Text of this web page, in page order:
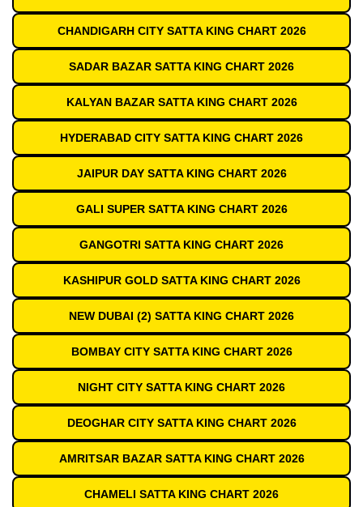
CHANDIGARH CITY SATTA KING CHART 2026
SADAR BAZAR SATTA KING CHART 2026
KALYAN BAZAR SATTA KING CHART 2026
HYDERABAD CITY SATTA KING CHART 2026
JAIPUR DAY SATTA KING CHART 2026
GALI SUPER SATTA KING CHART 2026
GANGOTRI SATTA KING CHART 2026
KASHIPUR GOLD SATTA KING CHART 2026
NEW DUBAI (2) SATTA KING CHART 2026
BOMBAY CITY SATTA KING CHART 2026
NIGHT CITY SATTA KING CHART 2026
DEOGHAR CITY SATTA KING CHART 2026
AMRITSAR BAZAR SATTA KING CHART 2026
CHAMELI SATTA KING CHART 2026